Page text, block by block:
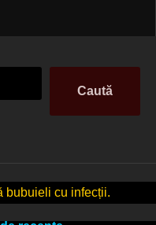
Caută
bubuieli cu infecții.